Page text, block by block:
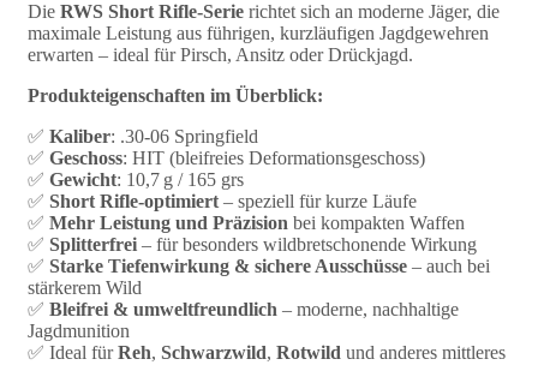
Die RWS Short Rifle-Serie richtet sich an moderne Jäger, die
maximale Leistung aus führigen, kurzläufigen Jagdgewehren
erwarten – ideal für Pirsch, Ansitz oder Drückjagd.
Produkteigenschaften im Überblick:
✅ Kaliber: .30-06 Springfield
✅ Geschoss: HIT (bleifreies Deformationsgeschoss)
✅ Gewicht: 10,7 g / 165 grs
✅ Short Rifle-optimiert – speziell für kurze Läufe
✅ Mehr Leistung und Präzision bei kompakten Waffen
✅ Splitterfrei – für besonders wildbretschonende Wirkung
✅ Starke Tiefenwirkung & sichere Ausschüsse – auch bei
stärkerem Wild
✅ Bleifrei & umweltfreundlich – moderne, nachhaltige
Jagdmunition
✅ Ideal fürReh, Schwarzwild, Rotwild und anderes mittleres